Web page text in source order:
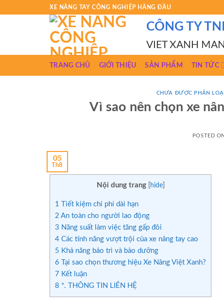
XE NÂNG TAY CÔNG NGHIỆP HÀNG ĐẦU
CÔNG TY
VIET XANH
TRANG CHỦ GIỚI THIỆU SẢN PHẨM TIN TỨC
CHƯA ĐƯỢC PHÂN LOẠI
Vì sao nên chọn xe
POSTED ON
05
Th8
Nội dung trang hide]
1
Tiết kiệm chi phí dài hạn
2 An toàn cho người lao động
3 Năng suất làm việc tăng gấp đôi
4 Các tính năng vượt trội của xe nâng tay cao
5 Khả năng bảo trì và bảo dưỡng
6 Tại sao chọn thương hiệu Xe Nâng Việt Xanh?
7 Kết luận
8 *. THÔNG TIN LIÊN HỆ